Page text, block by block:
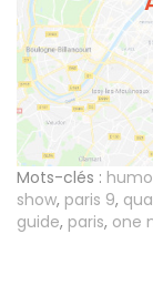
Mots-clés :
show, paris 9,
guide, paris, one